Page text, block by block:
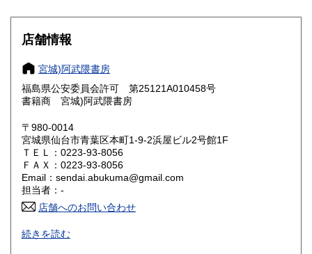
大阪府
奈良県
鳥取県 600円 島根県
岡山県
山口県 600円
香川県 600円 愛媛県
高知県 600円
佐賀県
店舗情報
宮城)阿武隈書房
福島県公安委員会許可 第25121A010458号
書籍商 宮城)阿武隈書房
〒980-0014
宮城県仙台市青葉区本町1-9-2浜屋ビル2号館1F
ＴＥＬ：0223-93-8056
ＦＡＸ：0223-93-8056
Email：sendai.abukuma@gmail.com
担当者：-
店舗へのお問い合わせ
買い取り専用ダイヤル 0120-805-875 (9:00～21:00 年中無休)
続きを読む